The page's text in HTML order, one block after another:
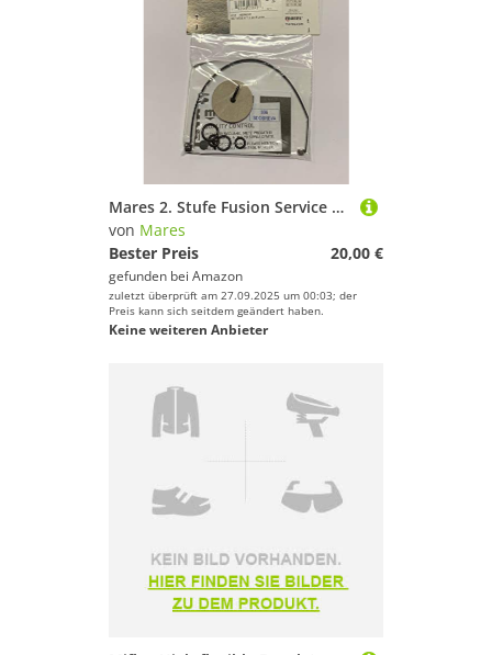
Mares 2. Stufe Fusion Service Kit für Fusion Atemregler Lungenautomat
von Mares
Bester Preis
20,00 €
gefunden bei Amazon
zuletzt überprüft am 27.09.2025 um 00:03; der
Preis kann sich seitdem geändert haben.
Keine weiteren Anbieter